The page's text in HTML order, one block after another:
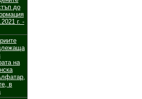
до
г. -
на
в